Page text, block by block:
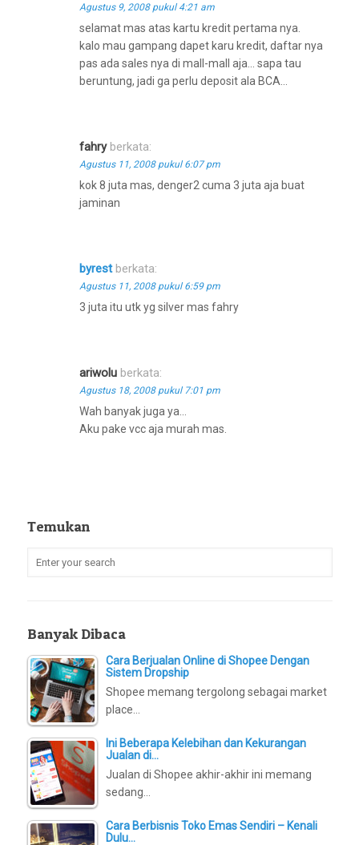
Agustus 9, 2008 pukul 4:21 am
selamat mas atas kartu kredit pertama nya.
kalo mau gampang dapet karu kredit, daftar nya
pas ada sales nya di mall-mall aja… sapa tau
beruntung, jadi ga perlu deposit ala BCA…
fahry berkata:
Agustus 11, 2008 pukul 6:07 pm
kok 8 juta mas, denger2 cuma 3 juta aja buat
jaminan
byrest berkata:
Agustus 11, 2008 pukul 6:59 pm
3 juta itu utk yg silver mas fahry
ariwolu berkata:
Agustus 18, 2008 pukul 7:01 pm
Wah banyak juga ya…
Aku pake vcc aja murah mas.
Temukan
Banyak Dibaca
Cara Berjualan Online di Shopee Dengan
Sistem Dropship
Shopee memang tergolong sebagai market
place…
Ini Beberapa Kelebihan dan Kekurangan
Jualan di…
Jualan di Shopee akhir-akhir ini memang
sedang…
Cara Berbisnis Toko Emas Sendiri – Kenali
Dulu…